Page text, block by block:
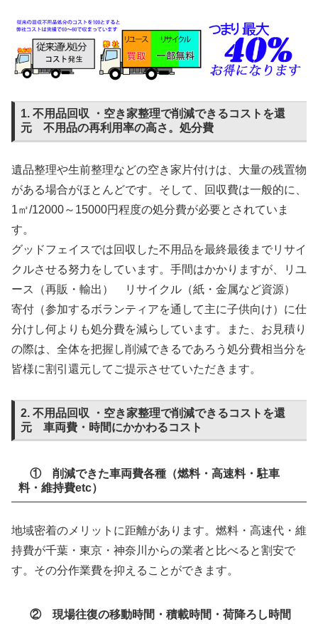
1. 不用品回収 ・空き家整理で削減できるコストを還
元 不用品の再利用率の高さ。処分費
遺品整理や生前整理などの空き家片付けは、大量の残置物
がある場合がほとんどです。そして、回収費は一般的に、
1㎥/12000～15000円程度の処分費が必要とされていま
す。
グッドフェイスでは回収した不用品を最終最後までリサイ
クルさせる努力をしています。手間はかかりますが、リユ
ース（再販・輸出） リサイクル（紙・金属など資源）
寄付（参加するボランティアを通して主に子供向け）に仕
分けし何よりも処分費を減らしています。また、お見積り
の際は、全体を把握し削減できるであろう処分費相当分を
皆様に割引還元してご提示させていただきます。
2. 不用品回収 ・空き家整理で削減できるコストを還
元 車両費・時間にかかわるコスト
① 削減できた車両費各種（燃料・高速料・駐車
料・維持費etc）
地域密着のメリットに距離があります。燃料・高速代・維
持費が千葉・東京・神奈川からの業者と比べると割安で
す。その分作業費を抑えることができます。
② 現場往復の移動時間・積載時間・荷降ろし時間